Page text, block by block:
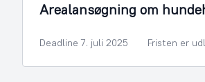
Arealansøgning om
Deadline 7. juli 2025 Fristen er